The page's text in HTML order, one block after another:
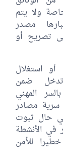
ولا يتم
مصدر
تصريح أو
أو استغلال
تدخل ضمن
المهني
سرية مصادر
حال ثبوت
الأنشطة
للأمن